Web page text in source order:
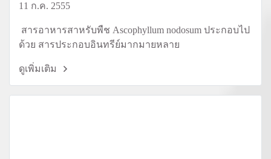
11 ก.ค. 2555
สารอาหารสาหรับพืช Ascophyllum nodosum ประกอบไป
ด้วย สารประกอบอินทรีย์มากมายหลาย
ดูเพิ่มเติม